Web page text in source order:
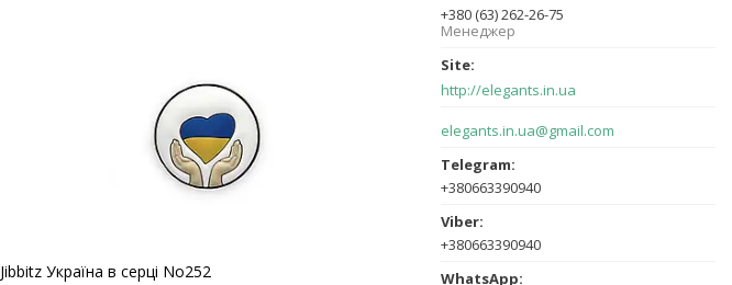
Jibbitz Україна в серці No252
+380 (63) 262-26-75
Менеджер
http://elegants.in.ua
elegants.in.ua@gmail.com
+380663390940
+380663390940